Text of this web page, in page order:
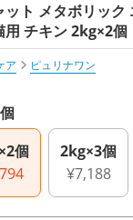
ット メタボリック
チキン 2kg×2個
ア
ピュリナワン
個
2kg×3個
¥7,188